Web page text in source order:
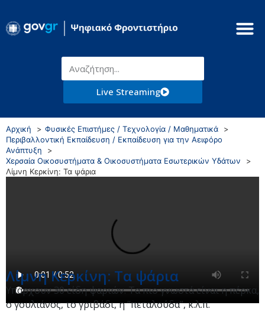
Live Streaming
Αρχική
Φυσικές Επιστήμες / Τεχνολογία / Μαθηματικά
Περιβαλλοντική Εκπαίδευση / Εκπαίδευση για την Αειφόρο
Ανάπτυξη
Χερσαία Οικοσυστήματα & Οικοσυστήματα Εσωτερικών Υδάτων
Λίμνη Κερκίνη: Τα ψάρια
Λίμνη Κερκίνη: Τα ψάρια
Υπάρχουν 30 είδη ψαριών. Τα πιο γνωστά είναι η πέρκα,
ο γουλιάνος, το γριβάδι, η ”πεταλούδα”, κ.λ.π.